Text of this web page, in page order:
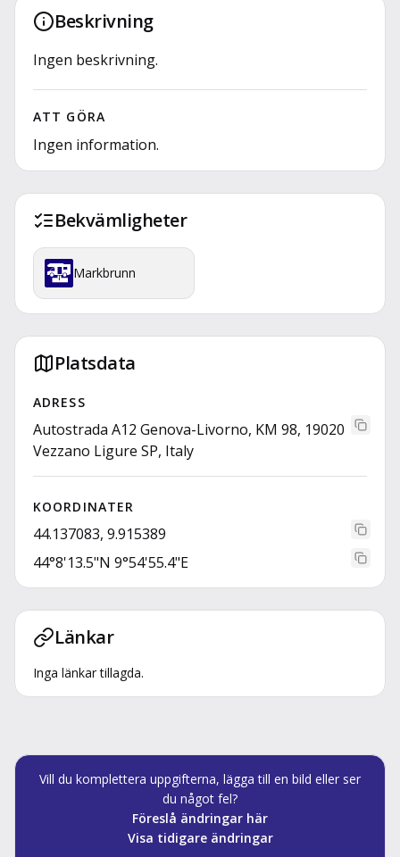
Beskrivning
Ingen beskrivning.
ATT GÖRA
Ingen information.
Bekvämligheter
Markbrunn
Platsdata
ADRESS
Autostrada A12 Genova-Livorno, KM 98, 19020
Vezzano Ligure SP, Italy
KOORDINATER
44.137083, 9.915389
44°8'13.5"N 9°54'55.4"E
Länkar
Inga länkar tillagda.
Vill du komplettera uppgifterna, lägga till en bild eller ser
du något fel?
Föreslå ändringar här
Visa tidigare ändringar